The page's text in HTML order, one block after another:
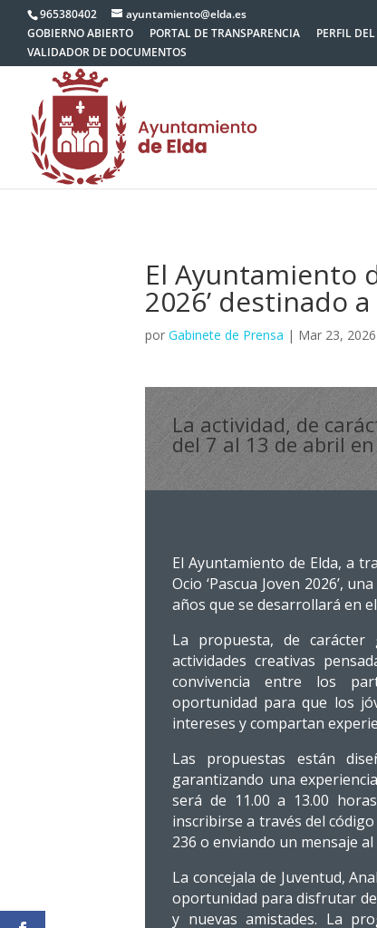
965380402
ayuntamiento@elda.es
GOBIERNO ABIERTO
PORTAL DE TRANSPARENCIA PERFIL
VALIDADOR DE DOCUMENTOS
El Ayuntamiento
2026’ destinado
por Gabinete de Prensa | Mar 23, 2026
La actividad, de
del 7 al 13 de abril
El Ayuntamiento de Elda, a
Ocio ‘Pascua Joven 2026’,
años que se desarrollará en
La propuesta, de
actividades creativas
convivencia entre los
oportunidad para que los
intereses y compartan
Las propuestas están
garantizando una
será de 11.00 a 13.00
inscribirse a través del
236 o enviando un mensaje
La concejala de Juventud,
oportunidad para disfrutar
y nuevas amistades. La